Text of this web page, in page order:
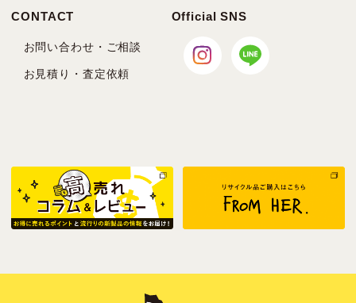
CONTACT
お問い合わせ・ご相談
お見積り・査定依頼
Official SNS